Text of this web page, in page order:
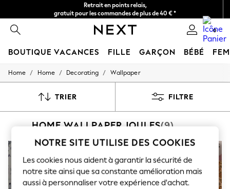
Retrait en points relais,
gratuit pour les commandes de plus de 40 € *
Livraison en 2-3 jours ouvrés*
0
BOUTIQUE VACANCES FILLE GARÇON BÉBÉ
HOLIDAY SHOP
All Swimwear
Beach Dresses & Kaftans
Flip Flops
Sliders
Jumpsuits & Playsuits
Linen Collection
Sandals
Home / Home / Decorating / Wallpaper
TRIER FILTRE
HOME WALLPAPER JOULES(9)
NOUVEAUTÉS
NOTRE SITE UTILISE DES COOKIES
Les cookies nous aident à garantir la sécurité de
notre site ainsi que sa constante amélioration mais
aussi à personnaliser votre expérience d'achat.